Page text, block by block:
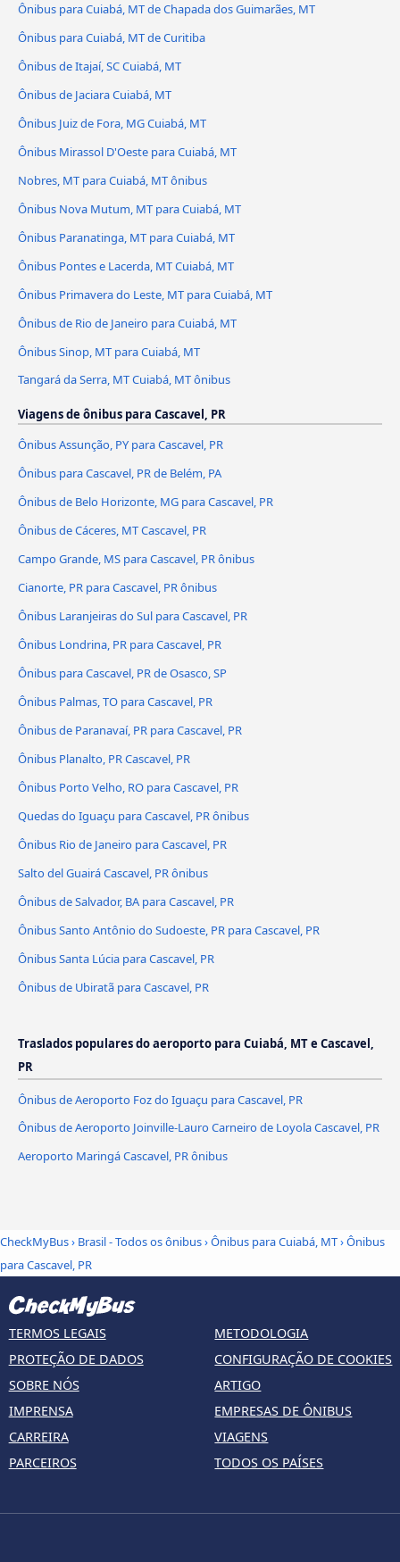
Ônibus para Cuiabá, MT de Chapada dos Guimarães, MT
Ônibus para Cuiabá, MT de Curitiba
Ônibus de Itajaí, SC Cuiabá, MT
Ônibus de Jaciara Cuiabá, MT
Ônibus Juiz de Fora, MG Cuiabá, MT
Ônibus Mirassol D'Oeste para Cuiabá, MT
Nobres, MT para Cuiabá, MT ônibus
Ônibus Nova Mutum, MT para Cuiabá, MT
Ônibus Paranatinga, MT para Cuiabá, MT
Ônibus Pontes e Lacerda, MT Cuiabá, MT
Ônibus Primavera do Leste, MT para Cuiabá, MT
Ônibus de Rio de Janeiro para Cuiabá, MT
Ônibus Sinop, MT para Cuiabá, MT
Tangará da Serra, MT Cuiabá, MT ônibus
Viagens de ônibus para Cascavel, PR
Ônibus Assunção, PY para Cascavel, PR
Ônibus para Cascavel, PR de Belém, PA
Ônibus de Belo Horizonte, MG para Cascavel, PR
Ônibus de Cáceres, MT Cascavel, PR
Campo Grande, MS para Cascavel, PR ônibus
Cianorte, PR para Cascavel, PR ônibus
Ônibus Laranjeiras do Sul para Cascavel, PR
Ônibus Londrina, PR para Cascavel, PR
Ônibus para Cascavel, PR de Osasco, SP
Ônibus Palmas, TO para Cascavel, PR
Ônibus de Paranavaí, PR para Cascavel, PR
Ônibus Planalto, PR Cascavel, PR
Ônibus Porto Velho, RO para Cascavel, PR
Quedas do Iguaçu para Cascavel, PR ônibus
Ônibus Rio de Janeiro para Cascavel, PR
Salto del Guairá Cascavel, PR ônibus
Ônibus de Salvador, BA para Cascavel, PR
Ônibus Santo Antônio do Sudoeste, PR para Cascavel, PR
Ônibus Santa Lúcia para Cascavel, PR
Ônibus de Ubiratã para Cascavel, PR
Traslados populares do aeroporto para Cuiabá, MT e Cascavel,
PR
Ônibus de Aeroporto Foz do Iguaçu para Cascavel, PR
Ônibus de Aeroporto Joinville-Lauro Carneiro de Loyola Cascavel, PR
Aeroporto Maringá Cascavel, PR ônibus
CheckMyBus› Brasil - Todos os ônibus›Ônibus para Cuiabá, MT›Ônibus
para Cascavel, PR
TERMOS LEGAIS
PROTEÇÃO DE DADOS
SOBRE NÓS
IMPRENSA
CARREIRA
PARCEIROS
METODOLOGIA
CONFIGURAÇÃO DE COOKIES
ARTIGO
EMPRESAS DE ÔNIBUS
VIAGENS
TODOS OS PAÍSES